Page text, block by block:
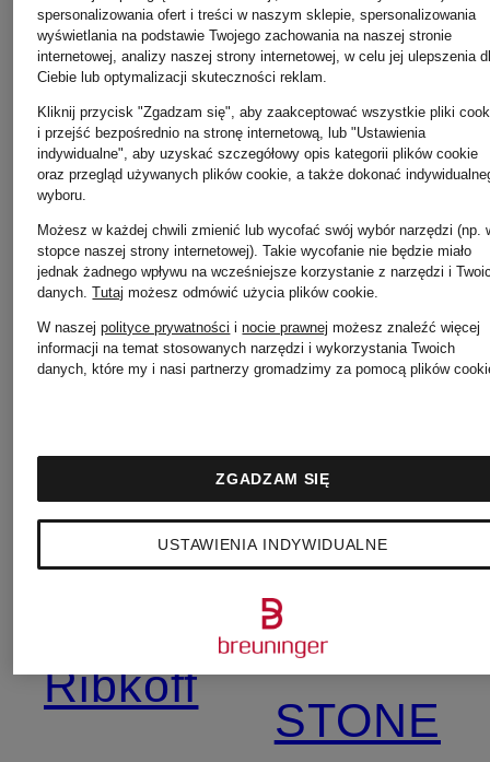
SCHUMACHER
Emily
VAN
DEN
BERGH
GOOSE
Ribkoff
Pretty
RIANI
RINO &
SANDRO
SKIMS
STONE
spersonalizowania ofert i treści w naszym sklepie, spersonalizowania
wyświetlania na podstawie Twojego zachowania na naszej stronie
internetowej, analizy naszej strony internetowej, w celu jej ulepszenia
Ciebie lub optymalizacji skuteczności reklam.
Kliknij przycisk "Zgadzam się", aby zaakceptować wszystkie pliki
i przejść bezpośrednio na stronę internetową, lub "Ustawienia
indywidualne", aby uzyskać szczegółowy opis kategorii plików cookie
oraz przegląd używanych plików cookie, a także dokonać
wyboru.
Możesz w każdej chwili zmienić lub wycofać swój wybór narzędzi (np.
stopce naszej strony internetowej). Takie wycofanie nie będzie miało
jednak żadnego wpływu na wcześniejsze korzystanie z narzędzi i
danych.Tutaj możesz odmówić użycia plików cookie.
W naszejpolityce prywatności inocie prawnej możesz znaleźć więcej
informacji na temat stosowanych narzędzi i wykorzystania Twoich
danych, które my i nasi partnerzy gromadzimy za pomocą plików
USTAWIENIA INDYWIDUALNE
ZGADZAM SIĘ